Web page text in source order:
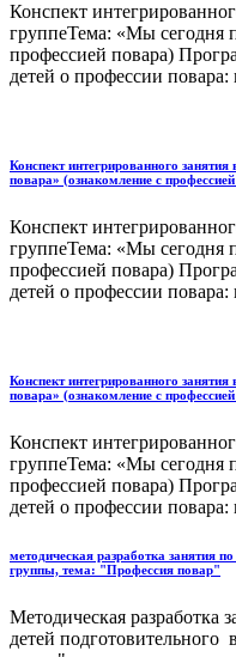
Конспект
группеТема: «Мы сегодня
профессией повара)
детей о профессии повара:
Конспект интегрированного
повара» (ознакомление с
Конспект
группеТема: «Мы сегодня
профессией повара)
детей о профессии повара:
Конспект интегрированного
повара» (ознакомление с
Конспект
группеТема: «Мы сегодня
профессией повара)
детей о профессии повара:
методическая разработка занятия
группы, тема: "Профессия повар"
Методическая разработка
детей подготовительного